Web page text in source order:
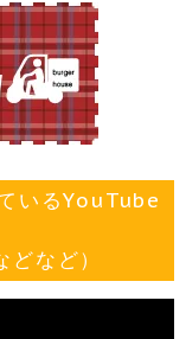
いるYouTube
など）